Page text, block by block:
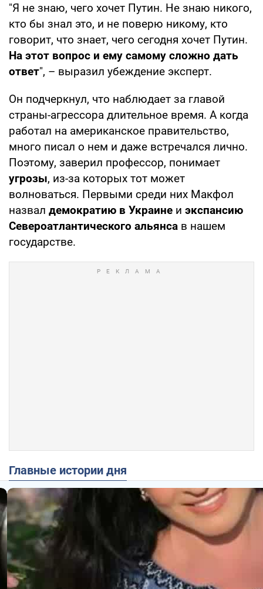
"Я не знаю, чего хочет Путин. Не знаю никого,
кто бы знал это, и не поверю никому, кто
говорит, что знает, чего сегодня хочет Путин.
На этот вопрос и ему самому сложно дать
ответ", – выразил убеждение эксперт.
Он подчеркнул, что наблюдает за главой
страны-агрессора длительное время. А когда
работал на американское правительство,
много писал о нем и даже встречался лично.
Поэтому, заверил профессор, понимает
угрозы, из-за которых тот может
волноваться. Первыми среди них Макфол
назвал демократию в Украине и экспансию
Североатлантического альянса в нашем
государстве.
Главные истории дня